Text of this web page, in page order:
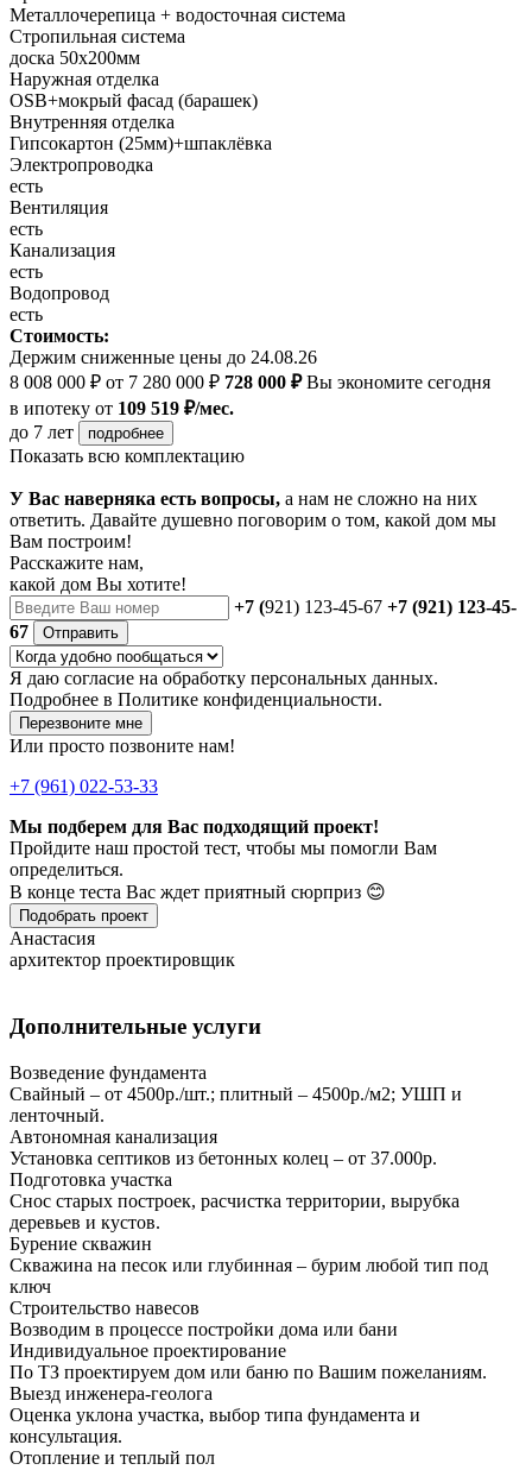
Металлочерепица + водосточная система
Стропильная система
доска 50х200мм
Наружная отделка
OSB+мокрый фасад (барашек)
Внутренняя отделка
Гипсокартон (25мм)+шпаклёвка
Электропроводка
есть
Вентиляция
есть
Канализация
есть
Водопровод
есть
Стоимость:
Держим сниженные цены до 24.08.26
8 008 000 ₽ от 7 280 000 ₽ 728 000 ₽Вы экономите сегодня
в ипотеку от 109 519 ₽/мес.
до 7 лет
подробнее
Показать всю комплектацию
У Вас наверняка есть вопросы, а нам не сложно на них
ответить. Давайте душевно поговорим о том, какой дом мы
Вам построим!
Расскажите нам,
какой дом Вы хотите!
+7 (921) 123-45-67 +7 (921) 123-45-
67
Отправить
Я даю согласие на обработку персональных данных.
Подробнее в Политике конфиденциальности.
Перезвоните мне
Или просто позвоните нам!
+7 (961) 022-53-33
Мы подберем для Вас подходящий проект!
Пройдите наш простой тест, чтобы мы помогли Вам
определиться.
В конце теста Вас ждет приятный сюрприз 😊
Подобрать проект
Анастасия
архитектор проектировщик
Дополнительные услуги
Возведение фундамента
Свайный – от 4500р./шт.; плитный – 4500р./м2; УШП и
ленточный.
Автономная канализация
Установка септиков из бетонных колец – от 37.000р.
Подготовка участка
Снос старых построек, расчистка территории, вырубка
деревьев и кустов.
Бурение скважин
Скважина на песок или глубинная – бурим любой тип под
ключ
Строительство навесов
Возводим в процессе постройки дома или бани
Индивидуальное проектирование
По ТЗ проектируем дом или баню по Вашим пожеланиям.
Выезд инженера-геолога
Оценка уклона участка, выбор типа фундамента и
консультация.
Отопление и теплый пол